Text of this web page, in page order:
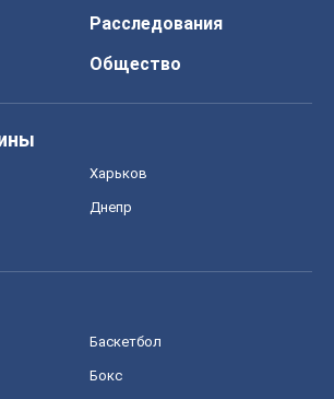
Расследования
Общество
Харьков
Днепр
Баскетбол
Бокс